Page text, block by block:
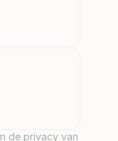
de privacy van onze